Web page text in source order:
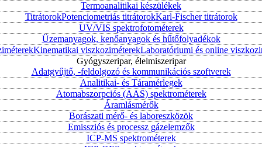
Termoanalitikai készülékek
TitrátorokPotenciometriás titrátorokKarl-Fischer titrátorok
UV/VIS spektrofotométerek
Üzemanyagok, kenőanyagok és hűtőfolyadékok
Kinematikai viszkoziméterekLaboratóriumi és online
Gyógyszeripar, élelmiszeripar
Adatgyűjtő, -feldolgozó és kommunikációs szoftverek
Analitikai- és Táramérlegek
Atomabszorpciós (AAS) spektrométerek
Áramlásmérők
Borászati mérő- és laboreszközök
Emissziós és processz gázelemzők
ICP-MS spektrométerek